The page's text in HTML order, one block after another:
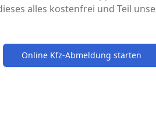
alles kostenfrei und Teil
Online Kfz-Abmeldung starten